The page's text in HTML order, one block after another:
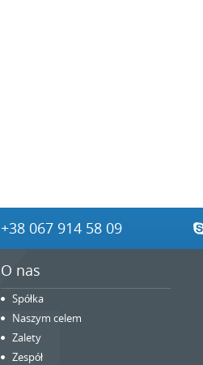
+38 067 914 58 09
O nas
Spółka
Naszym celem
Zalety
Zespół